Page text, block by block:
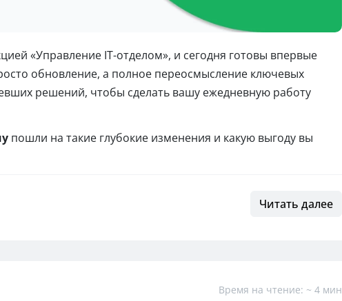
«Управление IT-отделом», и сегодня готовы впервые
обновление, а полное переосмысление ключевых
решений, чтобы сделать вашу ежедневную работу
пошли на такие глубокие изменения и какую выгоду вы
Читать далее
Время на чтение: ~ 4 мин